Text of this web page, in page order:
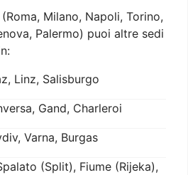
Milano, Napoli, Torino,
Palermo) puoi altre sedi
Linz, Salisburgo
Gand, Charleroi
Varna, Burgas
(Split), Fiume (Rijeka),